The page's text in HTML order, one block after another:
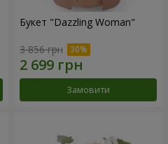
Букет "Dazzling Woman"
3 856 грн
Замовити